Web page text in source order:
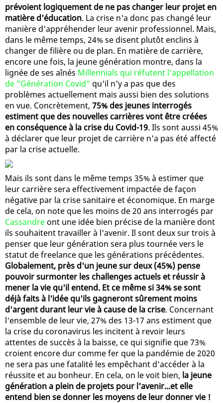
prévoient logiquement de ne pas changer leur projet en
matière d'éducation. La crise n'a donc pas changé leur
manière d'appréhender leur avenir professionnel. Mais,
dans le même temps, 24% se disent plutôt enclins à
changer de filière ou de plan. En matière de carrière,
encore une fois, la jeune génération montre, dans la
lignée de ses aînés Millennials qui réfutent l'appellation
de "Génération Covid" qu'il n'y a pas que des
problèmes actuellement mais aussi bien des solutions
en vue. Concrètement, 75% des jeunes interrogés
estiment que des nouvelles carrières vont être créées
en conséquence à la crise du Covid-19. Ils sont aussi 45%
à déclarer que leur projet de carrière n'a pas été affecté
par la crise actuelle.
Mais ils sont dans le même temps 35% à estimer que
leur carrière sera effectivement impactée de façon
négative par la crise sanitaire et économique. En marge
de cela, on note que les moins de 20 ans interrogés par
Cassandre ont une idée bien précise de la manière dont
ils souhaitent travailler à l'avenir. Il sont deux sur trois à
penser que leur génération sera plus tournée vers le
statut de freelance que les générations précédentes.
Globalement, près d'un jeune sur deux (45%) pense
pouvoir surmonter les challenges actuels et réussir à
mener la vie qu'il entend. Et ce même si 34% se sont
déjà faits à l'idée qu'ils gagneront sûrement moins
d'argent durant leur vie à cause de la crise. Concernant
l'ensemble de leur vie, 27% des 13-17 ans estiment que
la crise du coronavirus les incitent à revoir leurs
attentes de succès à la baisse, ce qui signifie que 73%
croient encore dur comme fer que la pandémie de 2020
ne sera pas une fatalité les empêchant d'accéder à la
réussite et au bonheur. En cela, on le voit bien, la jeune
génération a plein de projets pour l'avenir...et elle
entend bien se donner les moyens de leur donner vie !